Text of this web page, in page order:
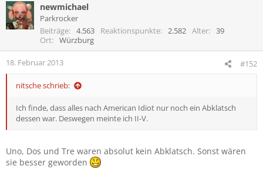
newmichael
Parkrocker
Beiträge
4.563 Reaktionspunkte 2.582 Alter
39
Ort
Würzburg
18. Februar 2013 #152
nitsche schrieb:
Ich finde, dass alles nach American Idiot nur noch ein Abklatsch
dessen war. Deswegen meinte ich II-V.
Uno, Dos und Tre waren absolut kein Abklatsch. Sonst wären
sie besser geworden